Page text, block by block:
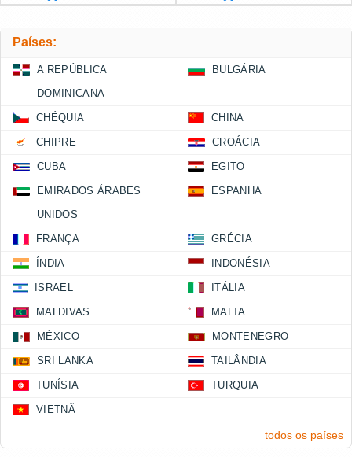
Países:
A REPÚBLICA
DOMINICANA
BULGÁRIA
CHÉQUIA CHINA
CHIPRE CROÁCIA
CUBA EGITO
EMIRADOS ÁRABES
UNIDOS
ESPANHA
FRANÇA GRÉCIA
ÍNDIA INDONÉSIA
ISRAEL ITÁLIA
MALDIVAS MALTA
MÉXICO MONTENEGRO
SRI LANKA TAILÂNDIA
TUNÍSIA TURQUIA
VIETNÃ
todos os países